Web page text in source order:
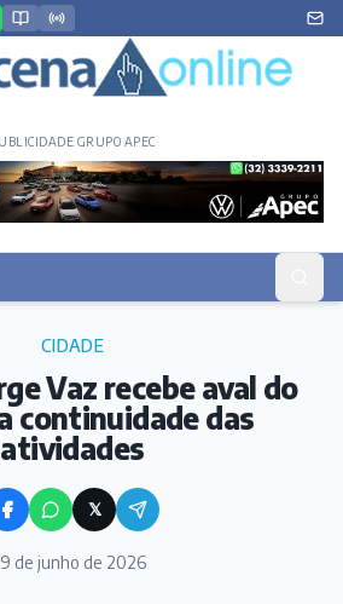
GRUPO APEC
CIDADE
Vaz recebe aval do
continuidade das
atividades
𝕏
9 de junho de 2026